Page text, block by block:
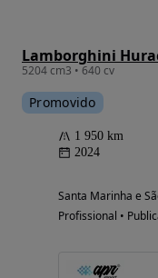
Lamborghini
5204 cm3 • 640 cv
Promovido
1 950 km
2024
Santa Marinha e
Profissional •